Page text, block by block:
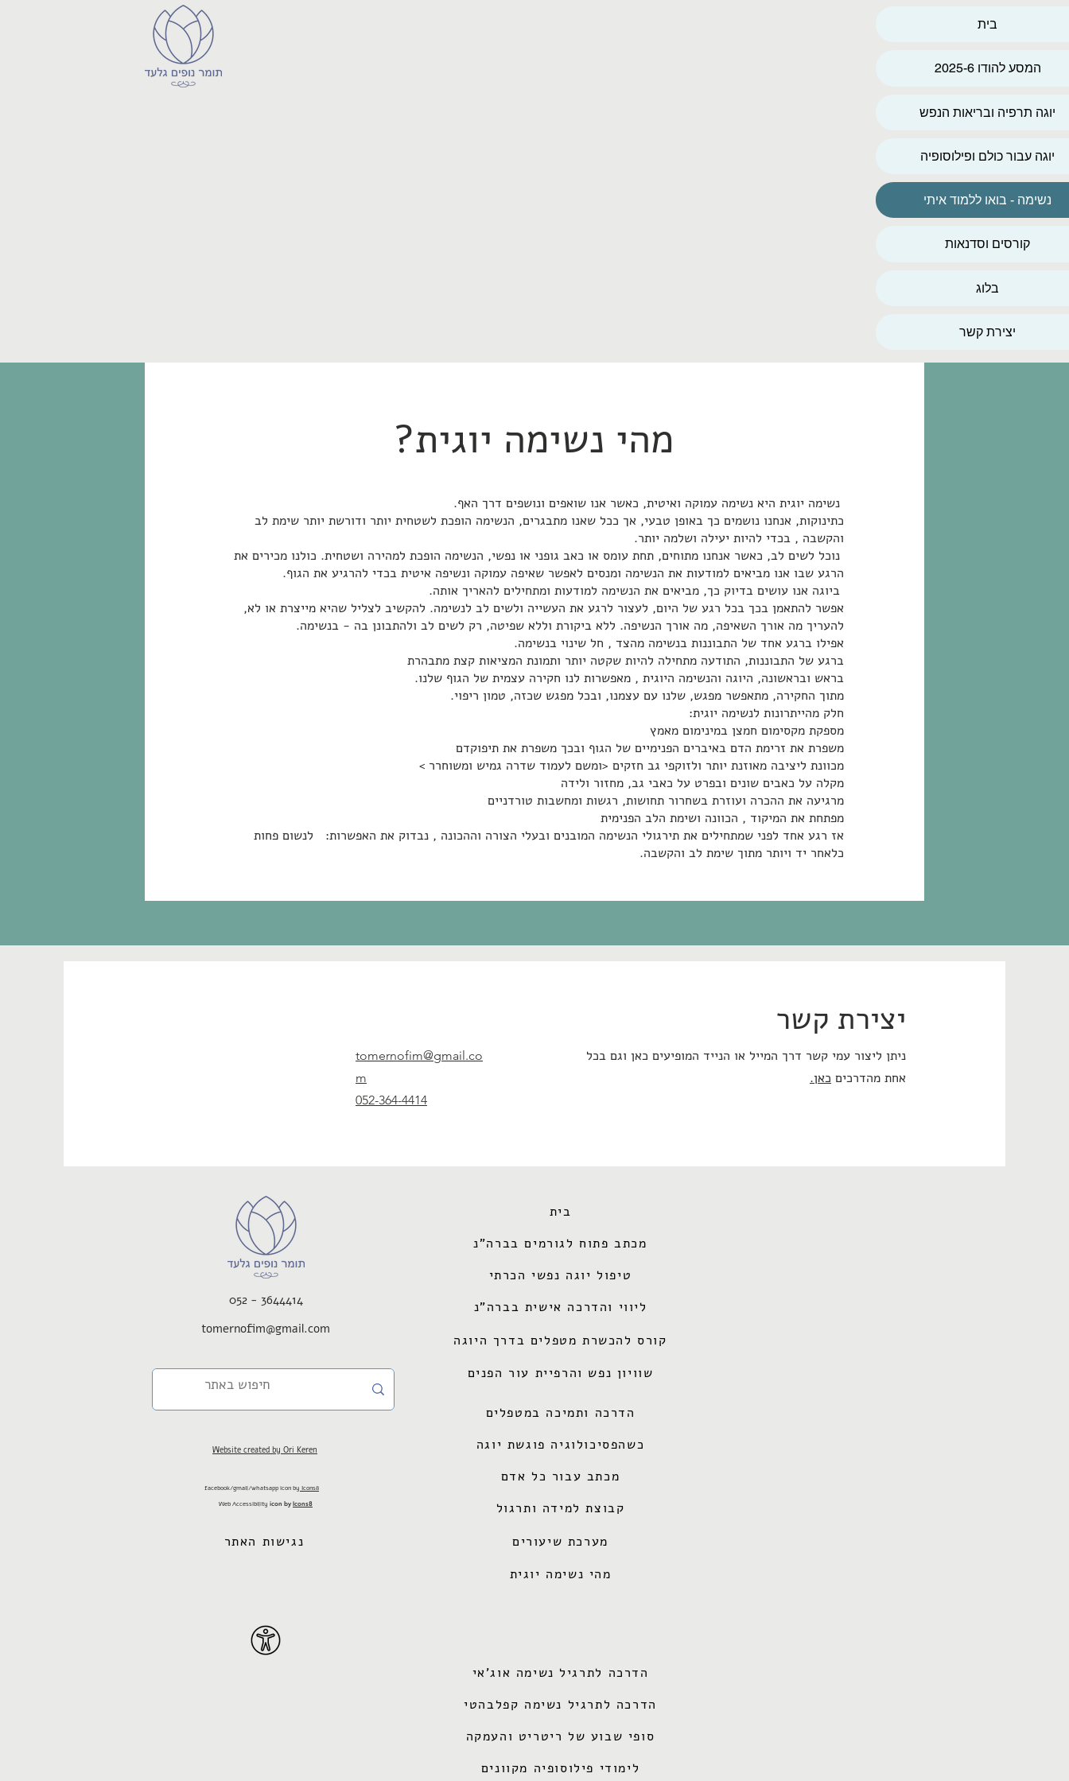
בית
המסע להודו 2025-6
יוגה תרפיה ובריאות הנפש
יוגה עבור כולם ופילוסופיה
נשימה - בואו ללמוד איתי
קורסים וסדנאות
בלוג
יצירת קשר
מהי נשימה יוגית?
נשימה יוגית היא נשימה עמוקה ואיטית, כאשר אנו שואפים ונושפים דרך האף.
כתינוקות, אנחנו נושמים כך באופן טבעי, אך ככל שאנו מתבגרים, הנשימה הופכת לשטחית יותר ודורשת יותר שימת לב
והקשבה , בכדי להיות יעילה ושלמה יותר.
נוכל לשים לב, כאשר אנחנו מתוחים, תחת עומס או כאב גופני או נפשי, הנשימה הופכת למהירה ושטחית. כולנו מכירים את
הרגע שבו אנו מביאים למודעות את הנשימה ומנסים לאפשר שאיפה עמוקה ונשיפה איטית בכדי להרגיע את הגוף.
ביוגה אנו עושים בדיוק כך, מביאים את הנשימה למודעות ומתחילים להאריך אותה.
אפשר להתאמן בכך בכל רגע של היום, לעצור לרגע את העשייה ולשים לב לנשימה. להקשיב לצליל שהיא מייצרת או לא,
להעריך מה אורך השאיפה, מה אורך הנשיפה. ללא ביקורת וללא שפיטה, רק לשים לב ולהתבונן בה - בנשימה.
אפילו ברגע אחד של התבוננות בנשימה מהצד , חל שינוי בנשימה.
ברגע של התבוננות, התודעה מתחילה להיות שקטה יותר ותמונת המציאות קצת מתבהרת
בראש ובראשונה, היוגה והנשימה היוגית , מאפשרות לנו חקירה עצמית של הגוף שלנו.
מתוך החקירה, מתאפשר מפגש, שלנו עם עצמנו, ובכל מפגש שכזה, טמון ריפוי.
חלק מהייתרונות לנשימה יוגית:
מספקת מקסימום חמצן במינימום מאמץ
משפרת את זרימת הדם באיברים הפנימיים של הגוף ובכך משפרת את תיפוקדם
מכוונת ליציבה מאוזנת יותר ולזוקפי גב חזקים <ומשם לעמוד שדרה גמיש ומשוחרר >
מקלה על כאבים שונים ובפרט על כאבי גב, מחזור ולידה
מרגיעה את ההכרה ועוזרת בשחרור תחושות, רגשות ומחשבות טורדניים
מפתחת את המיקוד , הכוונה ושימת הלב הפנימית
אז רגע אחד לפני שמתחילים את תירגולי הנשימה המובנים ובעלי הצורה וההכונה , נבדוק את האפשרות: לנשום פחות
כלאחר יד ויותר מתוך שימת לב והקשבה.
יצירת קשר
tomernofim@gmail.co
m
052-364-4414
ניתן ליצור עמי קשר דרך המייל או הנייד המופיעים כאן וגם בכל
אחת מהדרכים כאן.
052 - 3644414
tomernofim@gmail.com
Website created by Ori Keren
facebook/gmail/whatsappicon by Icons8
Web Accessibility icon by Icons8
נגישות האתר
בית
מכתב פתוח לגורמים בברה"נ
טיפול יוגה נפשי הכרתי
ליווי והדרכה אישית בברה"נ
קורס להכשרת מטפלים בדרך היוגה
שוויון נפש והרפיית עור הפנים
הדרכה ותמיכה במטפלים
כשהפסיכולוגיה פוגשת יוגה
מכתב עבור כל אדם
קבוצת למידה ותרגול
מערכת שיעורים
מהי נשימה יוגית
הדרכה לתרגיל נשימה אוג'אי
הדרכה לתרגיל נשימה קפלבהטי
סופי שבוע של ריטריט והעמקה
לימודי פילוסופיה מקוונים